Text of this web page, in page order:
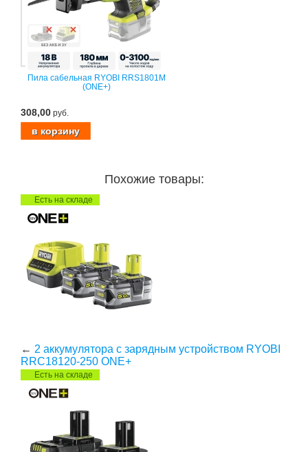
Пила сабельная RYOBI RRS1801M
(ONE+)
308,00 руб.
Похожие товары:
Есть на складе
← 2 аккумулятора с зарядным устройством RYOBI
RRC18120-250 ONE+
Есть на складе